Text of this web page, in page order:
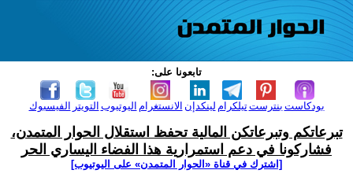
تابعونا على:
الفيسبوك التويتر اليوتيوب الانستغرام لينكدإن تيلكرامبنترست بودكاست
تبرعاتكم وتبرعاتكن المالية تحفظ استقلال الحوار المتمدن،
فشاركونا في دعم استمرارية هذا الفضاء اليساري الحر
[اشترك في قناة ‫«الحوار المتمدن» على اليوتيوب]